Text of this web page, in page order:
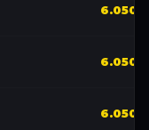
6.050
6.050
6.050